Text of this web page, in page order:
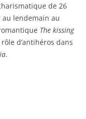
de 26
lendemain au
The kissing
d’antihéros dans
.